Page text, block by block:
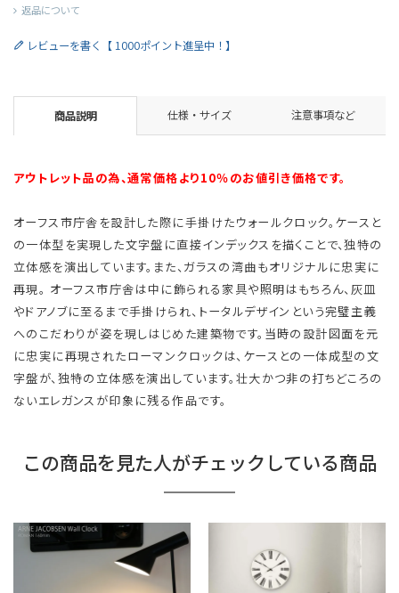
返品について
レビューを書く【 1000ポイント進呈中！】
商品説明 仕様・サイズ 注意事項など
アウトレット品の為、通常価格より10％のお値引き価格です。
オーフス市庁舎を設計した際に手掛けたウォールクロック。ケースと
の一体型を実現した文字盤に直接インデックスを描くことで、独特の
立体感を演出しています。また、ガラスの湾曲もオリジナルに忠実に
再現。 オーフス市庁舎は中に飾られる家具や照明はもちろん、灰皿
やドアノブに至るまで手掛けられ、トータルデザインという完璧主義
へのこだわりが姿を現しはじめた建築物です。当時の設計図面を元
に忠実に再現されたローマンクロックは、ケースとの一体成型の文
字盤が、独特の立体感を演出しています。壮大かつ非の打ちどころの
ないエレガンスが印象に残る作品です。
この商品を見た人がチェックしている商品